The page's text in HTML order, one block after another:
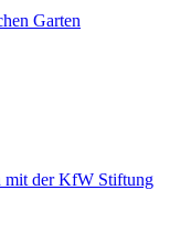
Garten
mit der KfW Stiftung